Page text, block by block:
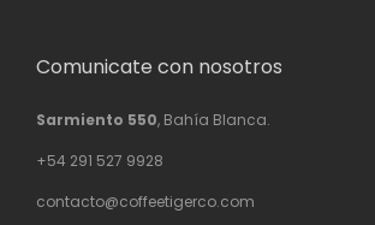
Comunicate con nosotros
Sarmiento 550, Bahía Blanca.
+54 291 527 9928
contacto@coffeetigerco.com